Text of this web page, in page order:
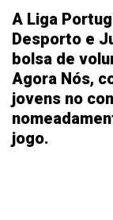
A Liga
Desporto e
bolsa de
Agora Nós,
jovens no
jogo.